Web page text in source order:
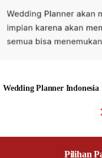
Wedding Planner Indonesia
Pilihan